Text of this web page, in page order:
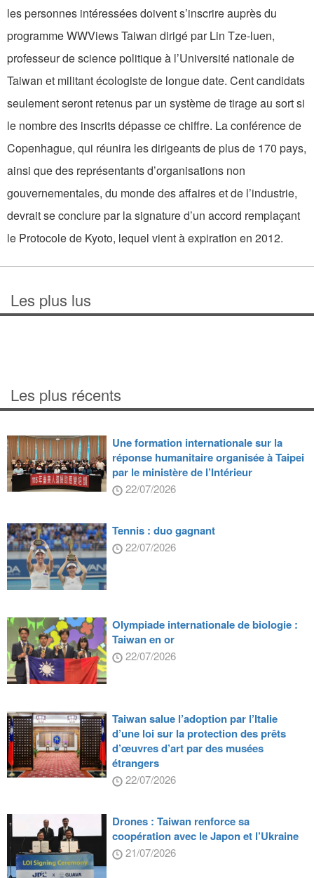
les personnes intéressées doivent s’inscrire auprès du
programme WWViews Taiwan dirigé par Lin Tze-luen,
professeur de science politique à l’Université nationale de
Taiwan et militant écologiste de longue date. Cent candidats
seulement seront retenus par un système de tirage au sort si
le nombre des inscrits dépasse ce chiffre. La conférence de
Copenhague, qui réunira les dirigeants de plus de 170 pays,
ainsi que des représentants d’organisations non
gouvernementales, du monde des affaires et de l’industrie,
devrait se conclure par la signature d’un accord remplaçant
le Protocole de Kyoto, lequel vient à expiration en 2012.
Les plus lus
Les plus récents
Une formation internationale sur la
réponse humanitaire organisée à Taipei
par le ministère de l’Intérieur
22/07/2026
Tennis : duo gagnant
22/07/2026
Olympiade internationale de biologie :
Taiwan en or
22/07/2026
Taiwan salue l’adoption par l’Italie
d’une loi sur la protection des prêts
d’œuvres d’art par des musées
étrangers
22/07/2026
Drones : Taiwan renforce sa
coopération avec le Japon et l’Ukraine
21/07/2026